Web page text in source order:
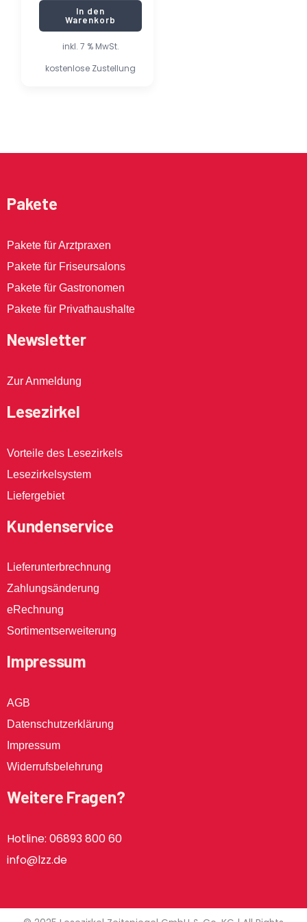
inkl. 7 % MwSt.
kostenlose Zustellung
In den
Warenkorb
Pakete
Pakete für Arztpraxen
Pakete für Friseursalons
Pakete für Gastronomen
Pakete für Privathaushalte
Newsletter
Zur Anmeldung
Lesezirkel
Vorteile des Lesezirkels
Lesezirkelsystem
Liefergebiet
Kundenservice
Lieferunterbrechnung
Zahlungsänderung
eRechnung
Sortimentserweiterung
Impressum
AGB
Datenschutzerklärung
Impressum
Widerrufsbelehrung
Weitere Fragen?
Hotline: 06893 800 60
info@lzz.de